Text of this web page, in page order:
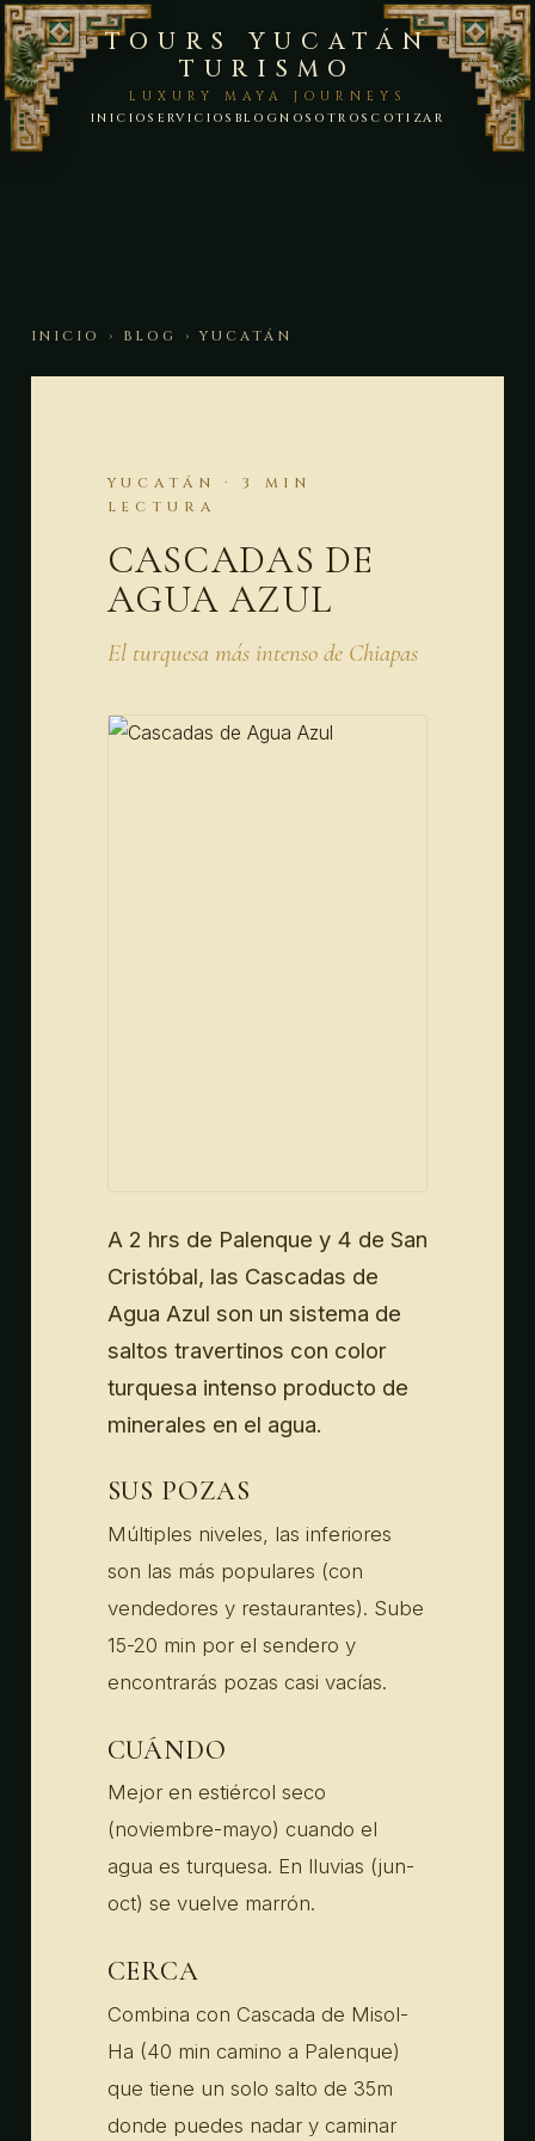
TOURS YUCATÁN
TURISMO
LUXURY MAYA JOURNEYS
INICIO SERVICIOS BLOGNOSOTROS COTIZAR
INICIO › BLOG › YUCATÁN
YUCATÁN · 3 MIN
LECTURA
CASCADAS DE
AGUA AZUL
El turquesa más intenso de Chiapas
A 2 hrs de Palenque y 4 de San
Cristóbal, las Cascadas de
Agua Azul son un sistema de
saltos travertinos con color
turquesa intenso producto de
minerales en el agua.
SUS POZAS
Múltiples niveles, las inferiores
son las más populares (con
vendedores y restaurantes). Sube
15-20 min por el sendero y
encontrarás pozas casi vacías.
CUÁNDO
Mejor en estiércol seco
(noviembre-mayo) cuando el
agua es turquesa. En lluvias (jun-
oct) se vuelve marrón.
CERCA
Combina con Cascada de Misol-
Ha (40 min camino a Palenque)
que tiene un solo salto de 35m
donde puedes nadar y caminar